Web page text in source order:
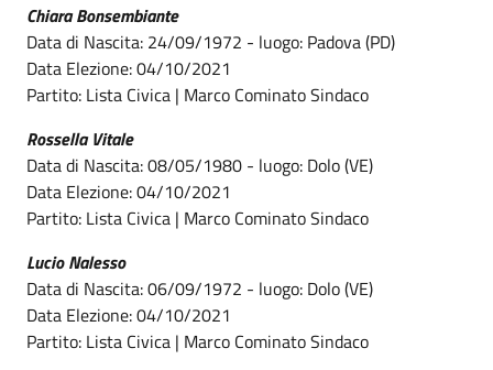
Chiara Bonsembiante
Data di Nascita: 24/09/1972 - luogo: Padova (PD)
Data Elezione: 04/10/2021
Partito: Lista Civica | Marco Cominato Sindaco
Rossella Vitale
Data di Nascita: 08/05/1980 - luogo: Dolo (VE)
Data Elezione: 04/10/2021
Partito: Lista Civica | Marco Cominato Sindaco
Lucio Nalesso
Data di Nascita: 06/09/1972 - luogo: Dolo (VE)
Data Elezione: 04/10/2021
Partito: Lista Civica | Marco Cominato Sindaco